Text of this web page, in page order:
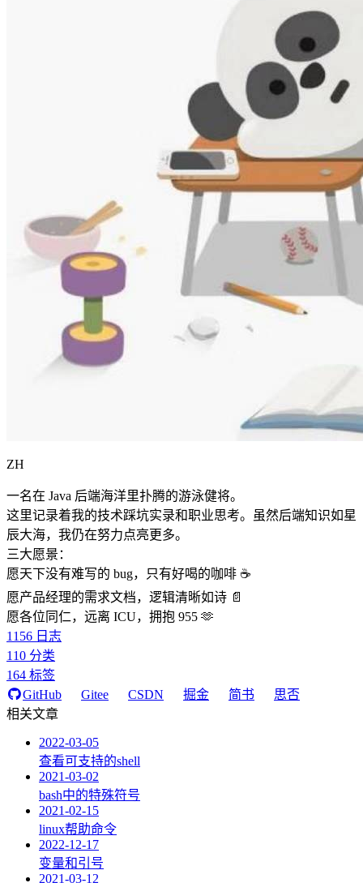
ZH
一名在 Java 后端海洋里扑腾的游泳健将。
这里记录着我的技术踩坑实录和职业思考。虽然后端知识如星
辰大海，我仍在努力点亮更多。
三大愿景：
愿天下没有难写的 bug，只有好喝的咖啡 ☕️
愿产品经理的需求文档，逻辑清晰如诗 📄
愿各位同仁，远离 ICU，拥抱 955 🫶
1156 日志
110 分类
164 标签
GitHub
Gitee CSDN 掘金 简书
思否
相关文章
2022-03-05
查看可支持的shell
2021-03-02
bash中的特殊符号
2021-02-15
linux帮助命令
2022-12-17
变量和引号
2021-03-12